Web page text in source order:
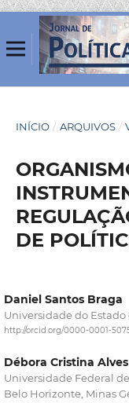
INÍCIO / ARQUIVOS /
DE
Daniel Santos Braga
Universidade do Estado
http://orcid.org/0000-0001-
Débora Cristina
Universidade Federal
Belo Horizonte, Minas